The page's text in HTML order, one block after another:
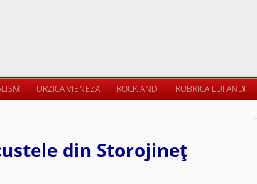
URZICA VIENEZA ROCK ANDI RUBRICA LUI ANDI
din Storojineţ